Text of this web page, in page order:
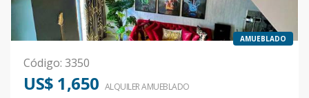
AMUEBLADO
Código: 3350
US$ 1,650 ALQUILERAMUEBLADO